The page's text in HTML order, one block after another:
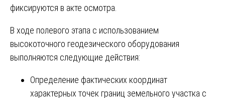
фиксируются в акте осмотра.
В ходе полевого этапа с использованием
высокоточного геодезического оборудования
выполняются следующие действия:
Определение фактических координат
характерных точек границ земельного участка с